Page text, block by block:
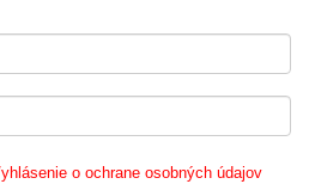
o ochrane osobných údajov